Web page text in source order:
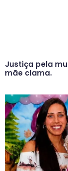
Justiça pela
mãe clama.